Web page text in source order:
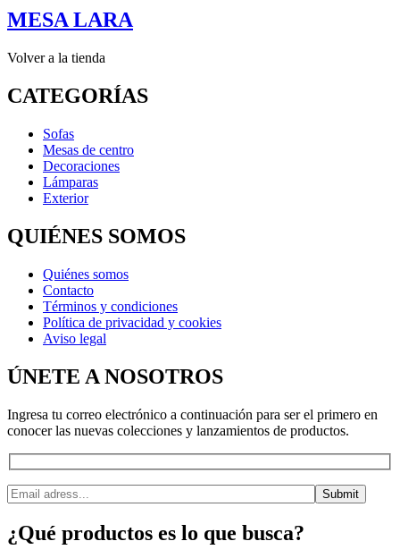
MESA LARA
Volver a la tienda
CATEGORÍAS
Sofas
Mesas de centro
Decoraciones
Lámparas
Exterior
QUIÉNES SOMOS
Quiénes somos
Contacto
Términos y condiciones
Política de privacidad y cookies
Aviso legal
ÚNETE A NOSOTROS
Ingresa tu correo electrónico a continuación para ser el primero en
conocer las nuevas colecciones y lanzamientos de productos.
¿Qué productos es lo que busca?